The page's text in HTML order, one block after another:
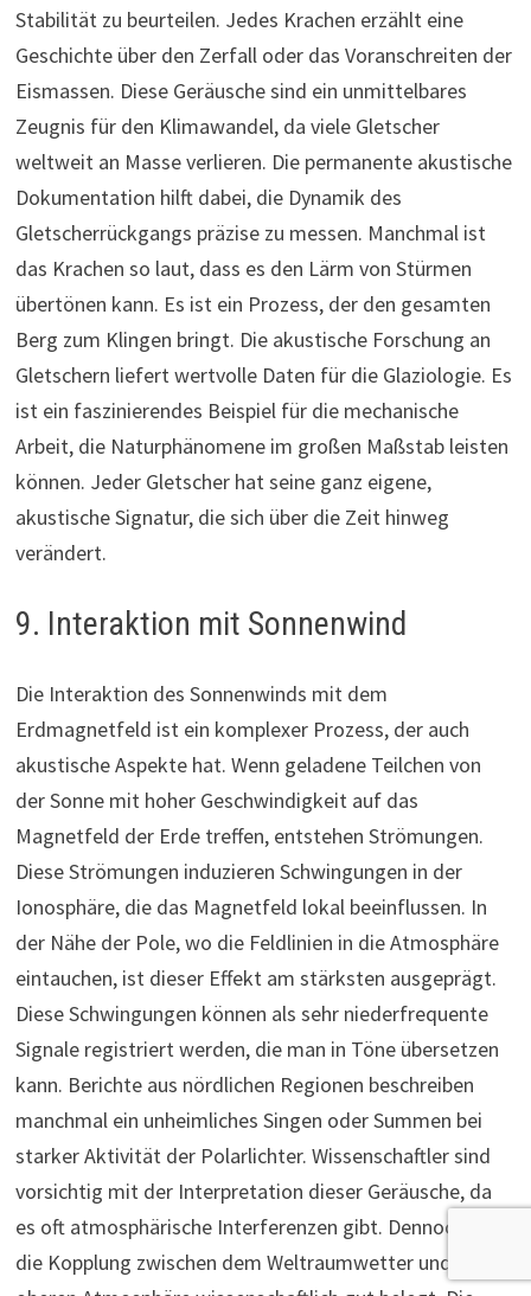
Stabilität zu beurteilen. Jedes Krachen erzählt eine
Geschichte über den Zerfall oder das Voranschreiten der
Eismassen. Diese Geräusche sind ein unmittelbares
Zeugnis für den Klimawandel, da viele Gletscher
weltweit an Masse verlieren. Die permanente akustische
Dokumentation hilft dabei, die Dynamik des
Gletscherrückgangs präzise zu messen. Manchmal ist
das Krachen so laut, dass es den Lärm von Stürmen
übertönen kann. Es ist ein Prozess, der den gesamten
Berg zum Klingen bringt. Die akustische Forschung an
Gletschern liefert wertvolle Daten für die Glaziologie. Es
ist ein faszinierendes Beispiel für die mechanische
Arbeit, die Naturphänomene im großen Maßstab leisten
können. Jeder Gletscher hat seine ganz eigene,
akustische Signatur, die sich über die Zeit hinweg
verändert.
9. Interaktion mit Sonnenwind
Die Interaktion des Sonnenwinds mit dem
Erdmagnetfeld ist ein komplexer Prozess, der auch
akustische Aspekte hat. Wenn geladene Teilchen von
der Sonne mit hoher Geschwindigkeit auf das
Magnetfeld der Erde treffen, entstehen Strömungen.
Diese Strömungen induzieren Schwingungen in der
Ionosphäre, die das Magnetfeld lokal beeinflussen. In
der Nähe der Pole, wo die Feldlinien in die Atmosphäre
eintauchen, ist dieser Effekt am stärksten ausgeprägt.
Diese Schwingungen können als sehr niederfrequente
Signale registriert werden, die man in Töne übersetzen
kann. Berichte aus nördlichen Regionen beschreiben
manchmal ein unheimliches Singen oder Summen bei
starker Aktivität der Polarlichter. Wissenschaftler sind
vorsichtig mit der Interpretation dieser Geräusche, da
es oft atmosphärische Interferenzen gibt. Dennoch ist
die Kopplung zwischen dem Weltraumwetter und der